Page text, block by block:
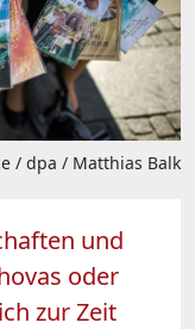
/ dpa / Matthias Balk
und
oder
zur Zeit